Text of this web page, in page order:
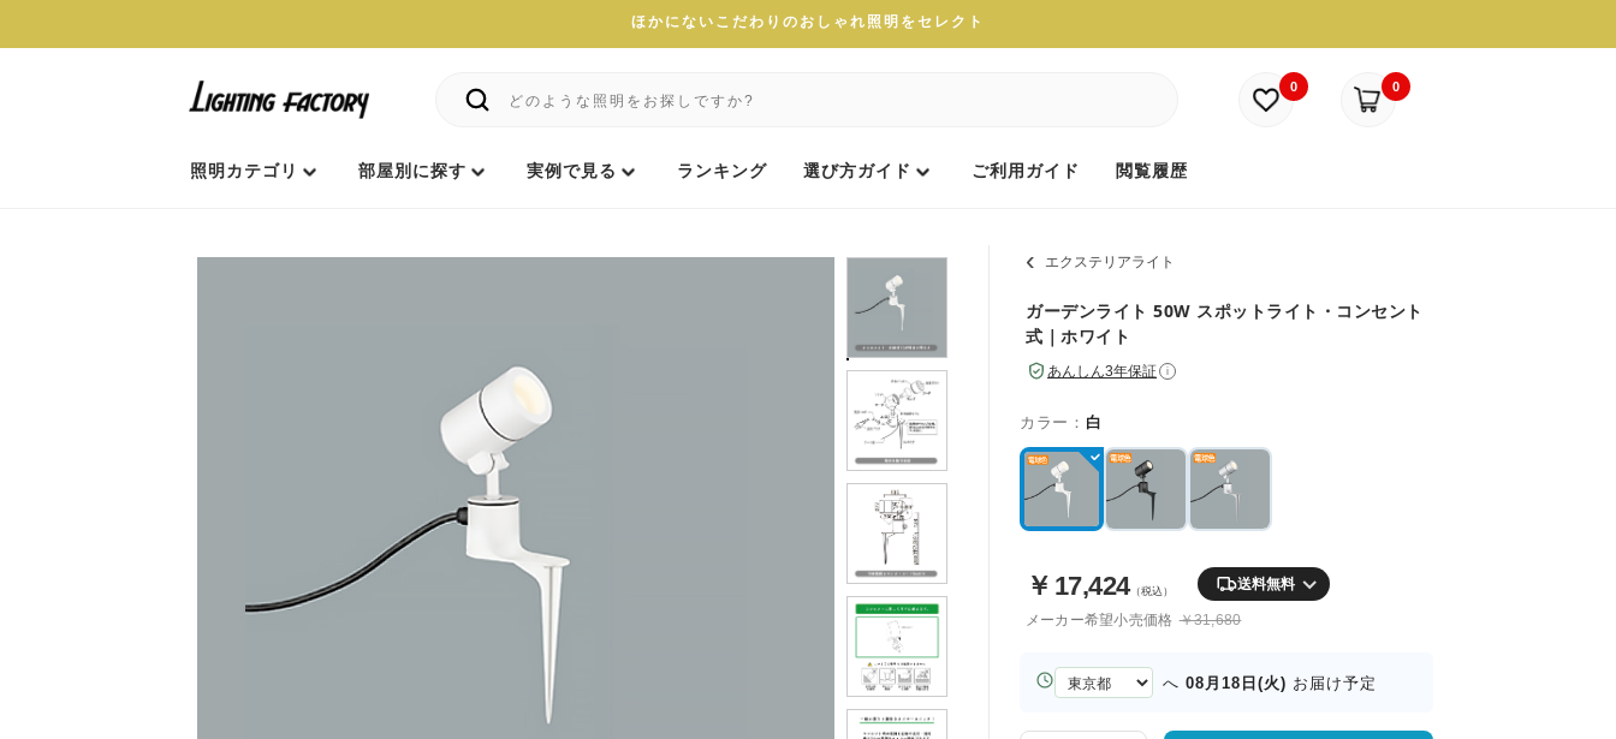
ほかにないこだわりのおしゃれ照明をセレクト
0 0
照明カテゴリ 部屋別に探す 実例で見る ランキング 選び方ガイド ご利用ガイド 閲覧履歴
エクステリアライト
ガーデンライト 50W スポットライト・コンセント
式｜ホワイト
あんしん3年保証 i
カラー： 白
￥ 17,424（税込） 送料無料
メーカー希望小売価格 ￥31,680
お
届
へ 08月18日(火) お届け予定